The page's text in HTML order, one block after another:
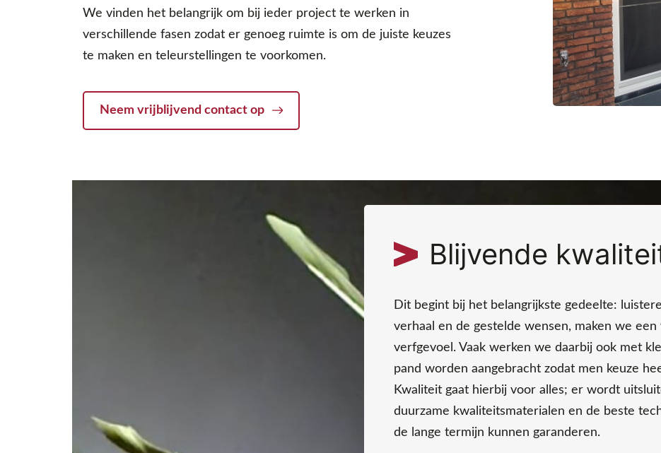
We vinden het belangrijk om bij ieder project te werken in
verschillende fasen zodat er genoeg ruimte is om de juiste keuzes
te maken en teleurstellingen te voorkomen.
Neem vrijblijvend contact op
Blijvende
Dit begint bij het belangrijkste gedeelte:
verhaal en de gestelde wensen, maken we
verfgevoel. Vaak werken we daarbij ook met
pand worden aangebracht zodat men keuze
Kwaliteit gaat hierbij voor alles; er wordt
duurzame kwaliteitsmaterialen en de beste
de lange termijn kunnen garanderen.